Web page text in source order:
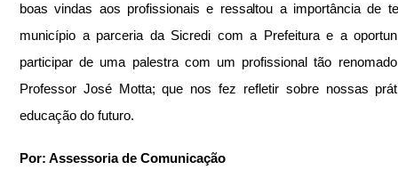
boas vindas aos profissionais e ressaltou a importância de
município a parceria da Sicredi com a Prefeitura e a
participar de uma palestra com um profissional tão
Professor José Motta; que nos fez refletir sobre nossas
educação do futuro.
Por: Assessoria de Comunicação